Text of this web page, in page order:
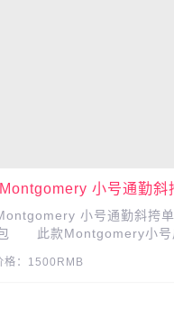
小号通勤斜
肩包女包
小号通勤斜挎
此款Montgomery小号
为设计亮点，颇显品质感。
格：1500RMB